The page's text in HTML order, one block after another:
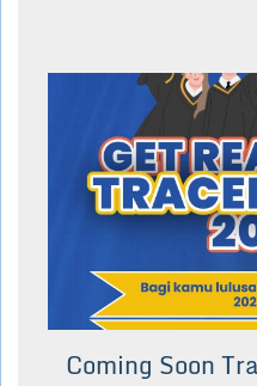
Coming Soon